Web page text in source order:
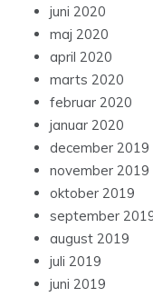
juni 2020
maj 2020
april 2020
marts 2020
februar 2020
januar 2020
december 2019
november 2019
oktober 2019
september
august 2019
juli 2019
juni 2019